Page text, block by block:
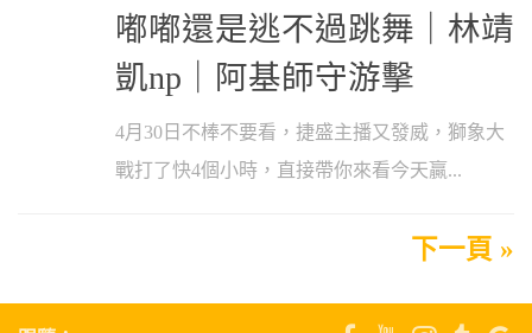
嘟嘟還是逃不過跳舞｜林靖
凱np｜阿基師守游擊
4月30日不棒不要看，捷盛主播又發威，獅象大
戰打了快4個小時，直接帶你來看今天贏...
下一頁 »